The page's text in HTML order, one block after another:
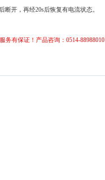
开，再经20s后恢复有电流状态。
有保证！产品咨询：0514-88988010